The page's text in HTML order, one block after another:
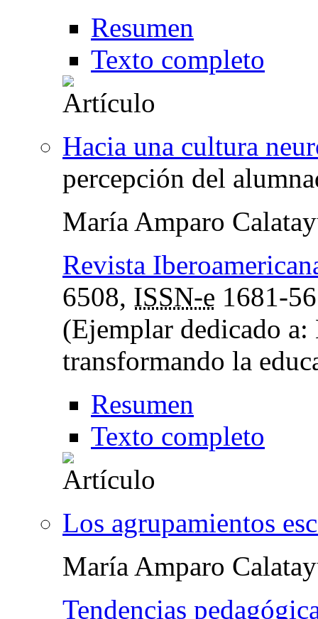
Resumen
Texto completo
Hacia una cultura
percepción del
María Amparo
Revista
6508, ISSN-e 1681-
(Ejemplar dedicado
transformando la
Resumen
Texto completo
Los agrupamientos
María Amparo
Tendencias